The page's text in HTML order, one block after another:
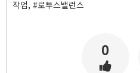
작업, #로투스밸런스
0